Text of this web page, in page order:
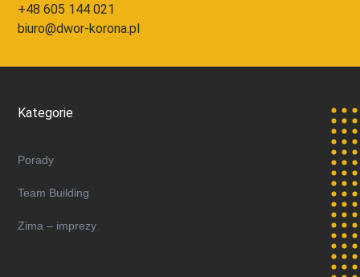
+48 605 144 021
biuro@dwor-korona.pl
Kategorie
Porady
Team Building
Zima – imprezy